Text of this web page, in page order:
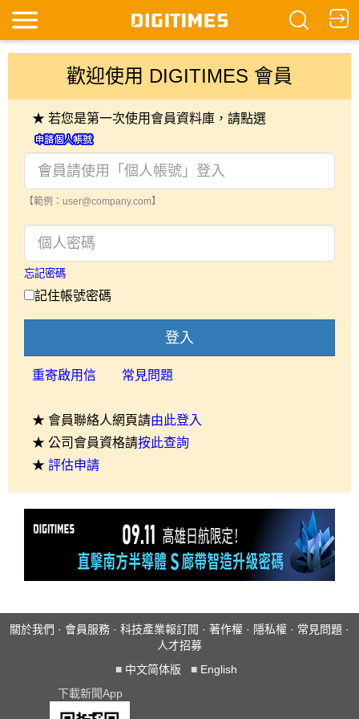
歡迎使用 DIGITIMES 會員
★ 若您是第一次使用會員資料庫，請點選
【範例：user@company.com】
忘記密碼
記住帳號密碼
登入
重寄啟用信 常見問題
★ 會員聯絡人網頁請由此登入
★ 公司會員資格請按此查詢
★ 評估申請
關於我們 · 會員服務 · 科技產業報訂閱 · 著作權 · 隱私權 · 常見問題 ·
人才招募
■ 中文简体版 ■ English
下載新聞App